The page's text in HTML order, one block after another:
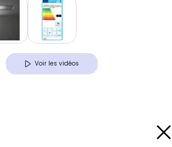
Voir les vidéos